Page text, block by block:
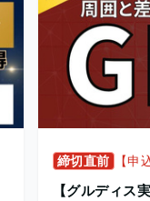
締切直前 【申
【グルディス